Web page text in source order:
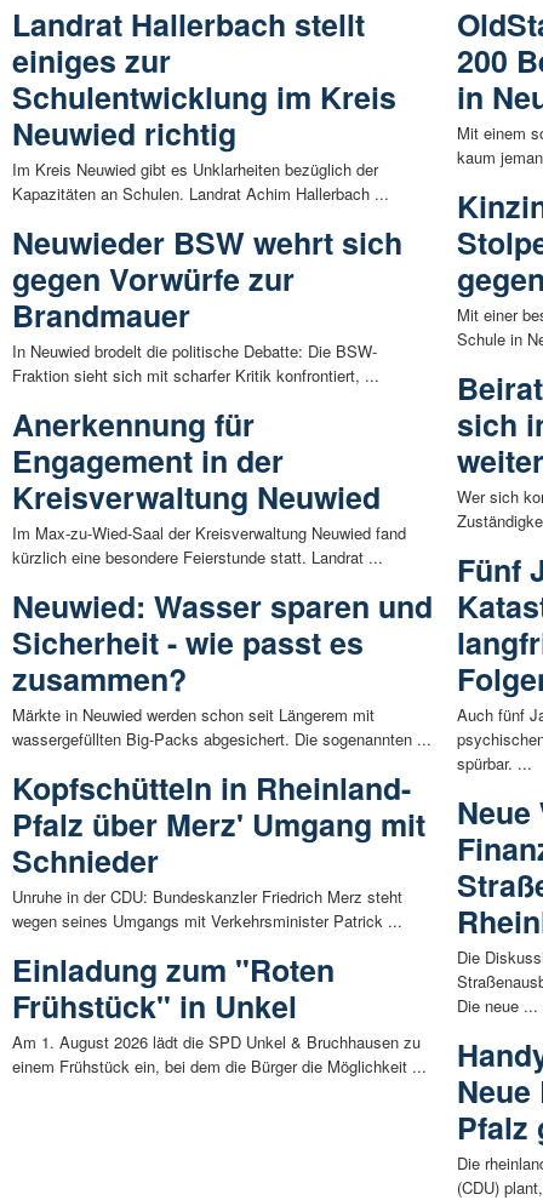
Landrat Hallerbach stellt
einiges zur
Schulentwicklung im Kreis
Neuwied richtig
Im Kreis Neuwied gibt es Unklarheiten bezüglich der
Kapazitäten an Schulen. Landrat Achim Hallerbach ...
Neuwieder BSW wehrt sich
gegen Vorwürfe zur
Brandmauer
In Neuwied brodelt die politische Debatte: Die BSW-
Fraktion sieht sich mit scharfer Kritik konfrontiert, ...
Anerkennung für
Engagement in der
Kreisverwaltung Neuwied
Im Max-zu-Wied-Saal der Kreisverwaltung Neuwied fand
kürzlich eine besondere Feierstunde statt. Landrat ...
Neuwied: Wasser sparen und
Sicherheit - wie passt es
zusammen?
Märkte in Neuwied werden schon seit Längerem mit
wassergefüllten Big-Packs abgesichert. Die sogenannten ...
Kopfschütteln in Rheinland-
Pfalz über Merz' Umgang mit
Schnieder
Unruhe in der CDU: Bundeskanzler Friedrich Merz steht
wegen seines Umgangs mit Verkehrsminister Patrick ...
Einladung zum "Roten
Frühstück" in Unkel
Am 1. August 2026 lädt die SPD Unkel & Bruchhausen zu
einem Frühstück ein, bei dem die Bürger die Möglichkeit ...
200
in
Mit einem
kaum
Mit einer
Schule in
sich
Wer sich
Fünf
Auch fünf
spürbar. ...
Neue
Die
Die neue ...
Pfalz
Die
(CDU)